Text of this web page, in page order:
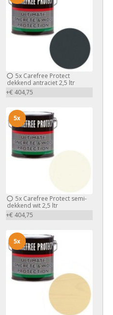
5xCarefree Protect
dekkend antraciet 2,5 ltr
+€ 404,75
5xCarefree Protect semi-
dekkend wit 2,5 ltr
+€ 404,75
5x
5x